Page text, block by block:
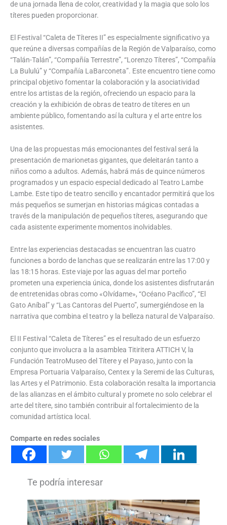
de una jornada llena de color, creatividad y la magia que solo los
títeres pueden proporcionar.
El Festival “Caleta de Títeres II” es especialmente significativo ya
que reúne a diversas compañías de la Región de Valparaíso, como
“Talán-Talán”, “Compañía Terrestre”, “Lorenzo Títeres”, “Compañía
La Bululú” y “Compañía LaBarconeta”. Este encuentro tiene como
principal objetivo fomentar la colaboración y la asociatividad
entre los artistas de la región, ofreciendo un espacio para la
creación y la exhibición de obras de teatro de títeres en un
ambiente público, fomentando así la cultura y el arte entre los
asistentes.
Una de las propuestas más emocionantes del festival será la
presentación de marionetas gigantes, que deleitarán tanto a
niños como a adultos. Además, habrá más de quince números
programados y un espacio especial dedicado al Teatro Lambe
Lambe. Este tipo de teatro sencillo y encantador permitirá que los
más pequeños se sumerjan en historias mágicas contadas a
través de la manipulación de pequeños títeres, asegurando que
cada asistente experimente momentos inolvidables.
Entre las experiencias destacadas se encuentran las cuatro
funciones a bordo de lanchas que se realizarán entre las 17:00 y
las 18:15 horas. Este viaje por las aguas del mar porteño
prometen una experiencia única, donde los asistentes disfrutarán
de entretenidas obras como «Olvídame», “Océano Pacífico”, “El
Gato Aníbal” y “Las Cantoras del Puerto”, sumergiéndose en la
narrativa que combina el teatro y la belleza natural de Valparaíso.
El II Festival “Caleta de Títeres” es el resultado de un esfuerzo
conjunto que involucra a la asamblea Titiritera ATTICH V, la
Fundación TeatroMuseo del Títere y el Payaso, junto con la
Empresa Portuaria Valparaíso, Centex y la Seremi de las Culturas,
las Artes y el Patrimonio. Esta colaboración resalta la importancia
de las alianzas en el ámbito cultural y promete no solo celebrar el
arte del títere, sino también contribuir al fortalecimiento de la
comunidad artística local.
Comparte en redes sociales